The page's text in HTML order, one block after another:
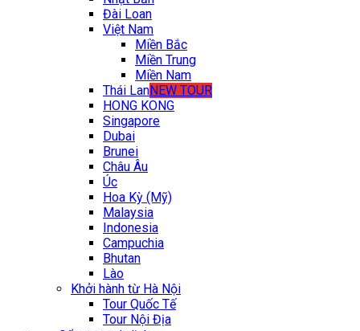
Đài Loan
Việt Nam
Miền Bắc
Miền Trung
Miền Nam
Thái LanNEW TOUR
HONG KONG
Singapore
Dubai
Brunei
Châu Âu
Úc
Hoa Kỳ (Mỹ)
Malaysia
Indonesia
Campuchia
Bhutan
Lào
Khởi hành từ Hà Nội
Tour Quốc Tế
Tour Nội Địa